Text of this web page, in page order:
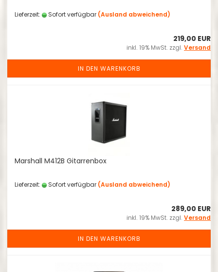
Lieferzeit: Sofort verfügbar (Ausland abweichend)
219,00 EUR
inkl. 19% MwSt. zzgl. Versand
IN DEN WARENKORB
Marshall M412B Gitarrenbox
Lieferzeit: Sofort verfügbar (Ausland abweichend)
289,00 EUR
inkl. 19% MwSt. zzgl. Versand
IN DEN WARENKORB